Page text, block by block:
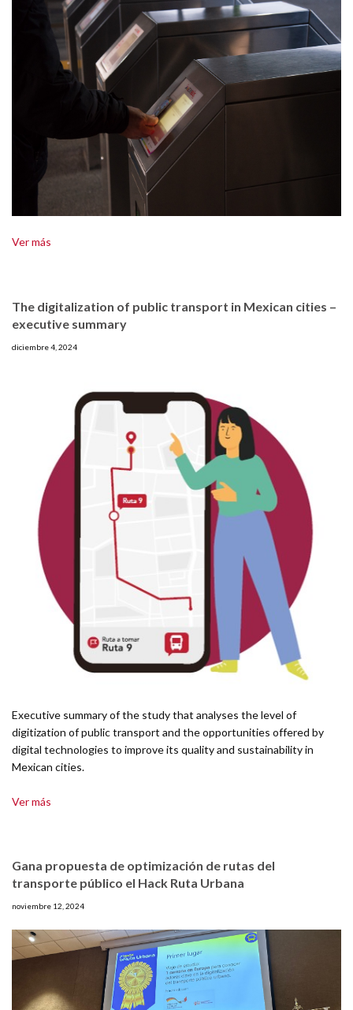
Ver más
The digitalization of public transport in Mexican cities –
executive summary
diciembre 4, 2024
Executive summary of the study that analyses the level of
digitization of public transport and the opportunities offered by
digital technologies to improve its quality and sustainability in
Mexican cities.
Ver más
Gana propuesta de optimización de rutas del
transporte público el Hack Ruta Urbana
noviembre 12, 2024